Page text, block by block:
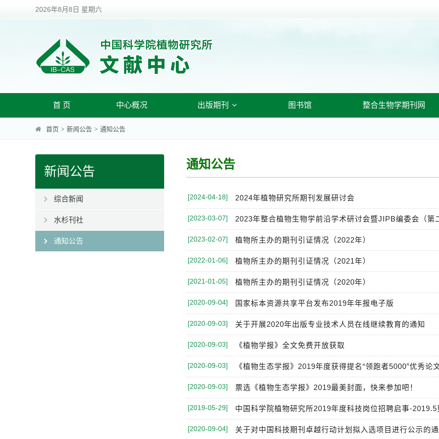
2026年8月8日 星期六
首 页 中心概况 出版期刊 图书馆 整合生物学期刊网
首页 > 新闻公告 > 通知公告
新闻公告
综合新闻
水杉刊社
通知公告
通知公告
[2024-04-18] 2024年植物研究所期刊发展研讨会
[2023-03-07] 2023年整合植物生物学前沿学术研讨会暨JIPB编委会（第
[2023-02-07] 植物所主办的期刊引证情况（2022年）
[2022-01-06] 植物所主办的期刊引证情况（2021年）
[2021-01-05] 植物所主办的期刊引证情况（2020年）
[2020-09-04] 国家标本资源共享平台发布2019年年报电子版
[2020-09-03] 关于开展2020年出版专业技术人员在线继续教育的通知
[2020-09-03] 《植物学报》全文免费开放获取
[2020-09-03] 《植物生态学报》2019年度获得提名“领跑者5000”优秀论
[2020-09-03] 票选《植物生态学报》2019最美封面，快来参加吧！
[2019-05-29] 中国科学院植物研究所2019年度科技岗位招聘启事-2019.5
[2020-09-04] 关于对中国科技期刊卓越行动计划拟入选项目进行公示的